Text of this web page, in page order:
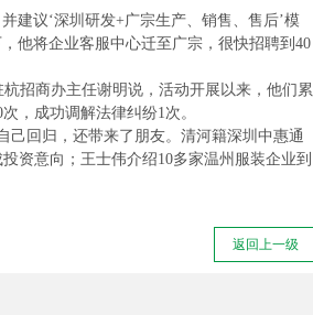
议‘深圳研发+广宗生产、销售、售后’模
他将企业客服中心迁至广宗，很快招聘到40
招商办主任谢明说，活动开展以来，他们累
，成功调解法律纠纷1次。
回归，还带来了朋友。清河籍深圳中惠通
资意向；王士伟介绍10多家温州服装企业到
返回上一级